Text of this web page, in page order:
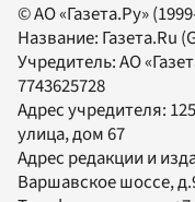
© АО «Газета.Ру»
Название: Газета.Ru
Учредитель:АО
7743625728
Адрес учредителя:
улица, дом 67
Адрес редакции и
Варшавское шоссе,